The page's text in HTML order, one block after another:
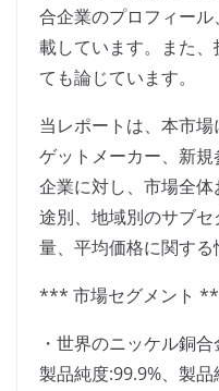
合企業のプロフィー
載しています。また
ても論じています。
当レポートは、本市
ゲットメーカー、新
企業に対し、市場全
途別、地域別のサブ
量、平均価格に関する
*** 市場セグメント
・世界のニッケル銅
製品純度:99.9%、製